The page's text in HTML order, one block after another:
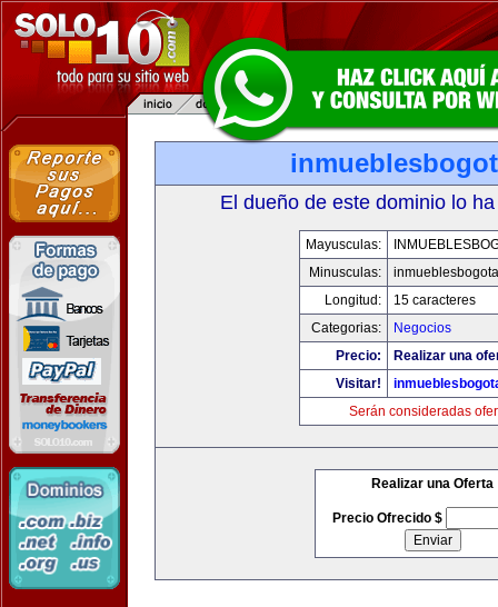
El dueño de este dominio lo
Mayusculas:
Minusculas:
Longitud:
15 caracteres
Categorias:
Negocios
Precio:
Realizar una
Visitar!
Serán consideradas
Realizar una Oferta
Precio Ofrecido $